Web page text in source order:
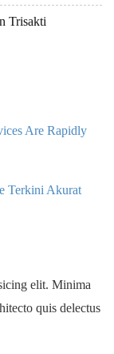
Trisakti
Are Rapidly
Terkini Akurat
elit. Minima
quis delectus